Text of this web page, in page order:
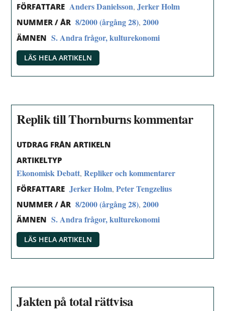
FÖRFATTARE Anders Danielsson,Jerker Holm
NUMMER / ÅR 8/2000 (årgång 28),2000
ÄMNEN S. Andra frågor, kulturekonomi
LÄS HELA ARTIKELN
Replik till Thornburns kommentar
UTDRAG FRÅN ARTIKELN
ARTIKELTYP
Ekonomisk Debatt,Repliker och kommentarer
FÖRFATTARE Jerker Holm,Peter Tengzelius
NUMMER / ÅR 8/2000 (årgång 28),2000
ÄMNEN S. Andra frågor, kulturekonomi
LÄS HELA ARTIKELN
Jakten på total rättvisa